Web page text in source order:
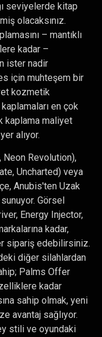
seviyelerde kitap
olacaksınız.
– mantıklı
kadar –
ister nadir
için muhteşem bir
kozmetik
en çok
kaplama maliyet
alıyor.
Revolution),
Uncharted) veya
Anubis'ten Uzak
Görsel
Energy Injector,
kadar,
sipariş edebilirsiniz.
diğer silahlardan
Palms Offer
kadar
sahip olmak, yeni
avantaj sağlıyor.
stili ve oyundaki